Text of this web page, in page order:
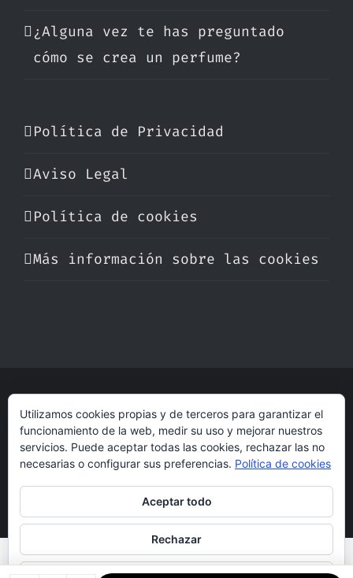
¿Alguna vez te has preguntado
cómo se crea un perfume?
Política de Privacidad
Aviso Legal
Política de cookies
Más información sobre las cookies
| Derechos Reservados | Hecho con cariño
pordogleg
Utilizamos cookies propias y de terceros para garantizar el
funcionamiento de la web, medir su uso y mejorar nuestros
servicios. Puede aceptar todas las cookies, rechazar las no
necesarias o configurar sus preferencias. Política de cookies
Aceptar todo
Rechazar